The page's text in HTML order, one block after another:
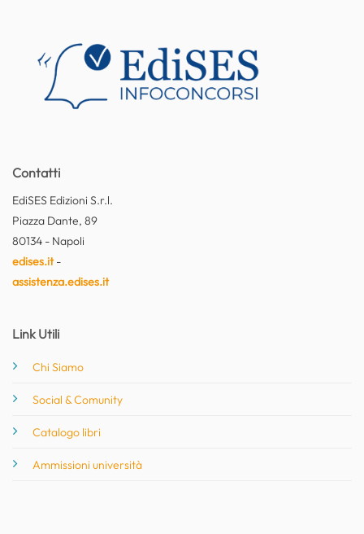
Contatti
EdiSES Edizioni S.r.l.
Piazza Dante, 89
80134 - Napoli
edises.it-
assistenza.edises.it
Link Utili
Chi Siamo
Social & Comunity
Catalogo libri
Ammissioni università